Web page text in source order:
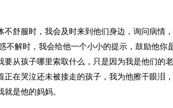
舒服时，我会及时来到他们身边，询问病情
不解时，我会给他一个小小的提示，鼓励他你
从孩子哪里索取什么，只是因为我是他们的老
在哭泣还未被接走的孩子，我为他擦干眼泪
是他的妈妈。